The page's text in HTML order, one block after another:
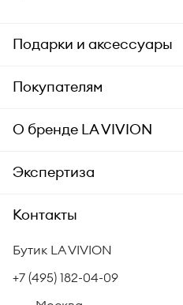
Подарки и аксессуары
Подарки
Уход за украшениями
Аксессуары
Покупателям
Заказ и оплата
Гарантия подлинности
Комплект документов
Политика возврата
Сертификация бриллиантов
О бренде LA VIVION
О компании
СМИ о нас
Корпоративный портал
Экспертиза
Академия LA VIVION
Статьи
Контакты
Бутик LA VIVION
+7 (495) 182-04-09